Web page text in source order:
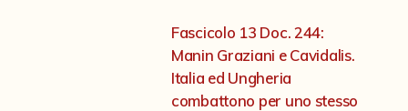
Fascicolo 13 Doc. 244:
Manin Graziani e Cavidalis.
Italia ed Ungheria
combattono per uno stesso